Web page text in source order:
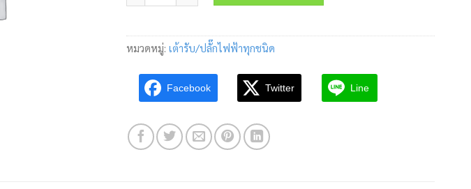
310.00 บาท.165.00 บาท.
หมวดหมู่: เต้ารับ/ปลั๊กไฟฟ้าทุกชนิด
Facebook Twitter Line